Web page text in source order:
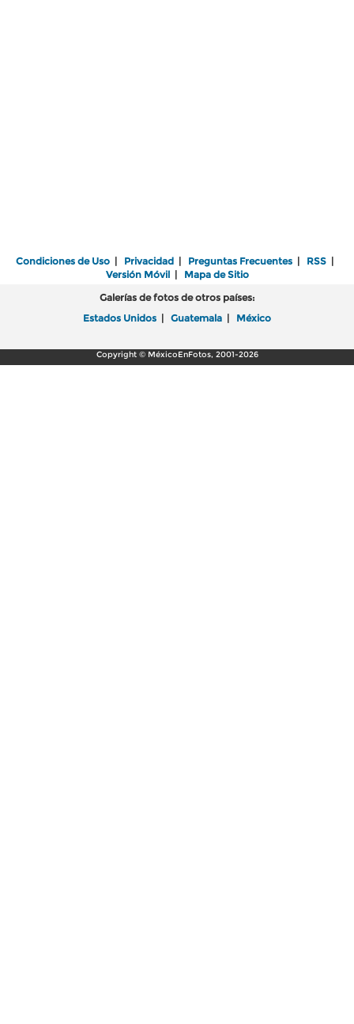
Condiciones de Uso | Privacidad | Preguntas Frecuentes | RSS |
Versión Móvil| Mapa de Sitio
Galerías de fotos de otros países:
Estados Unidos | Guatemala | México
Copyright © MéxicoEnFotos, 2001-2026